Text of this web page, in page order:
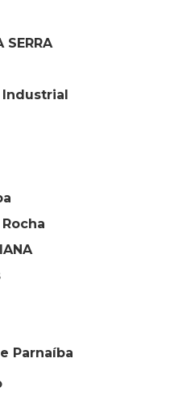
SERRA
Industrial
Rocha
Parnaíba